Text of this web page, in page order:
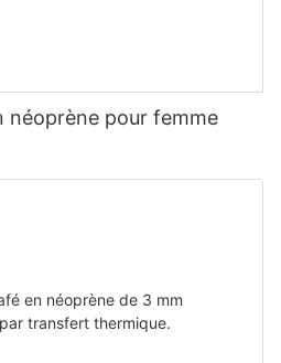
néoprène pour femme